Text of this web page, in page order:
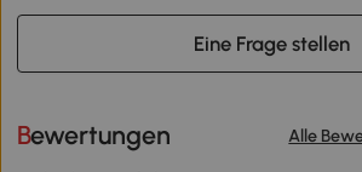
Eine Frage stellen
Bewertungen Alle